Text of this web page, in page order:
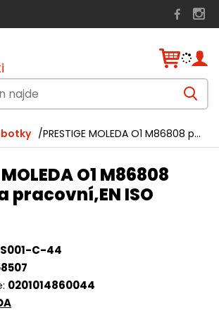
V
y
e
d
PRESTIGE MOLEDA O1 M86808 polobotka pracovní,EN ISO 20347
MOLEDA O1 M86808
pracovní,EN ISO
C-44
0201014860044